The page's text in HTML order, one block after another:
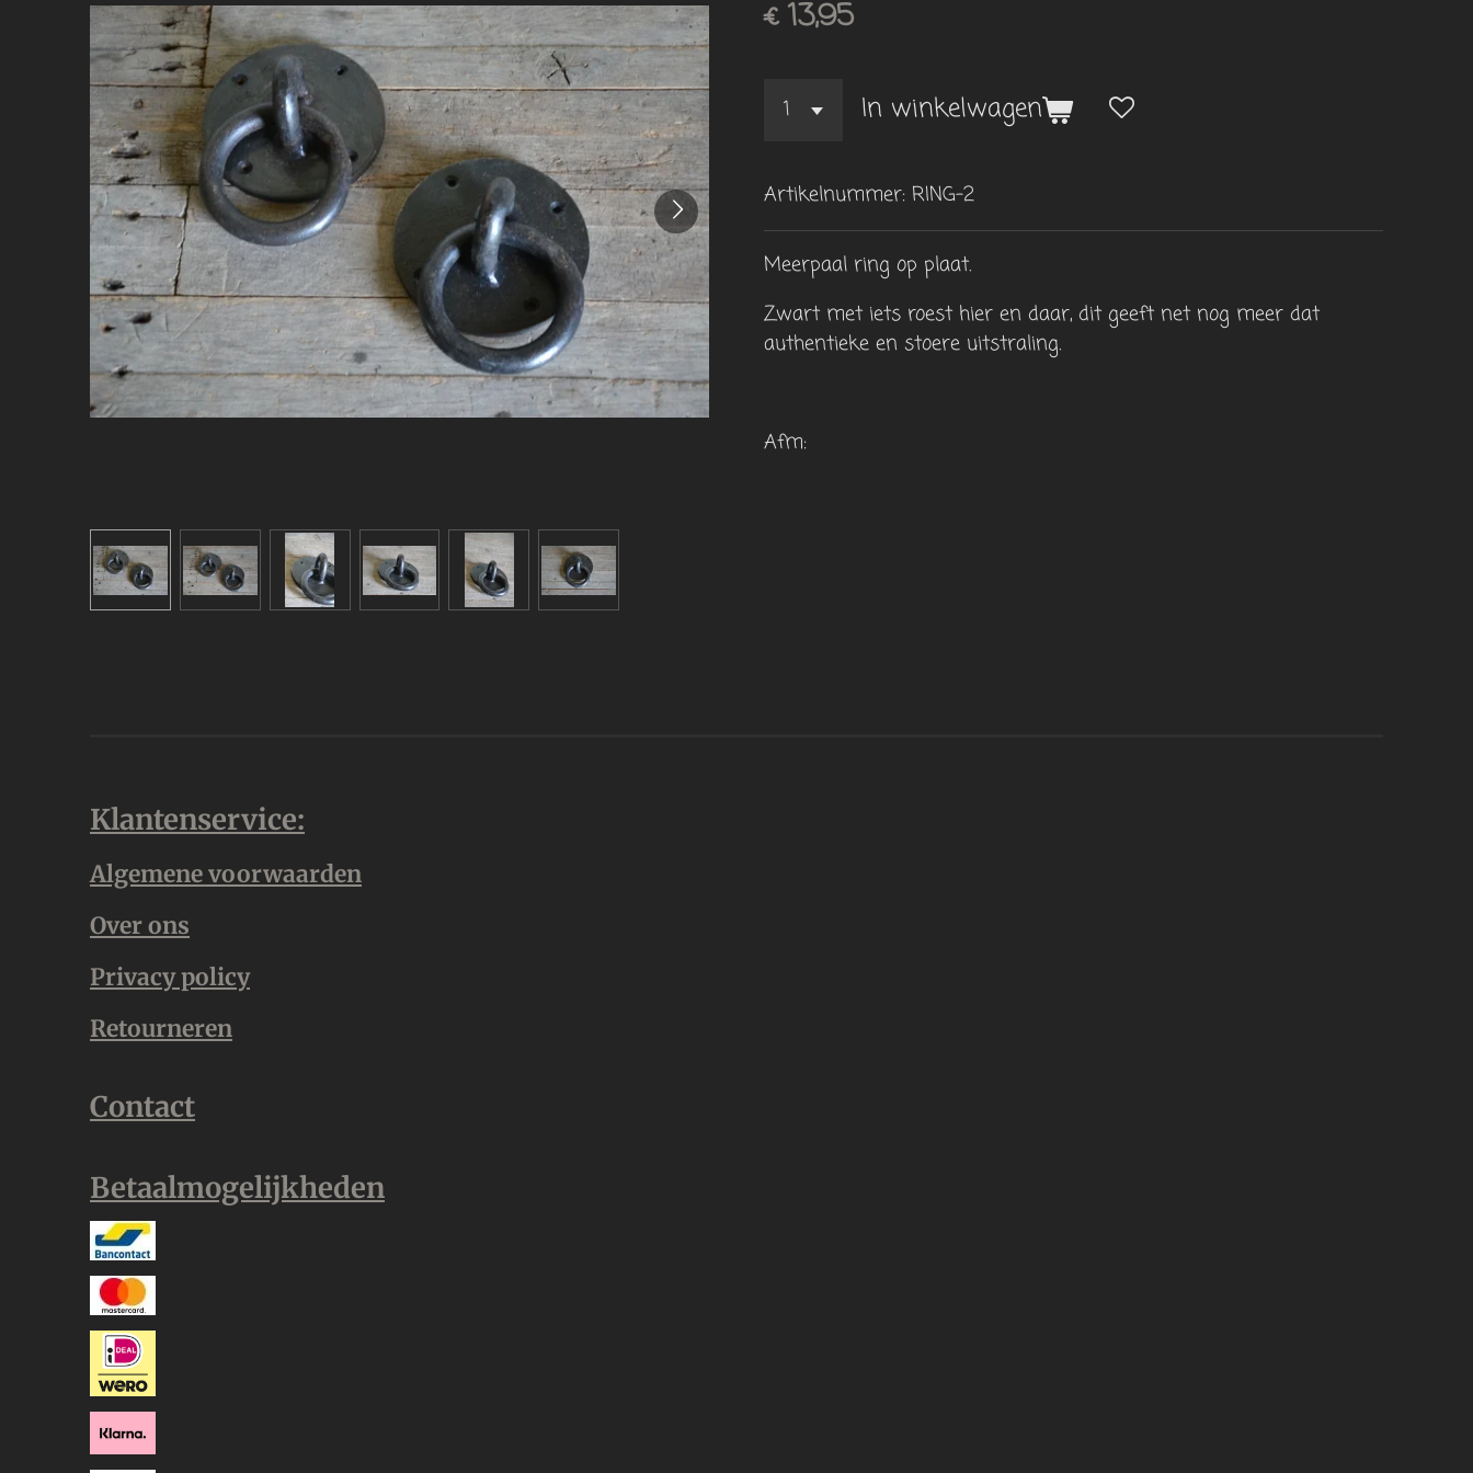
€ 13,95
In winkelwagen
Artikelnummer: RING-2
Meerpaal ring op plaat.
Zwart met iets roest hier en daar, dit geeft net nog meer dat
authentieke en stoere uitstraling.
Afm:
Klantenservice:
Algemene voorwaarden
Over ons
Privacy policy
Retourneren
Contact
Betaalmogelijkheden